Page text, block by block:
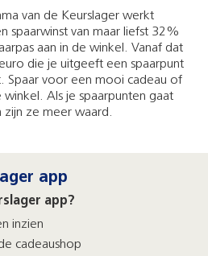
van de Keurslager werkt
spaarwinst van maar liefst 32%
aan in de winkel. Vanaf dat
die je uitgeeft een spaarpunt
Spaar voor een mooi cadeau of
Als je spaarpunten gaat
zijn ze meer waard.
app
app?
inzien
cadeaushop